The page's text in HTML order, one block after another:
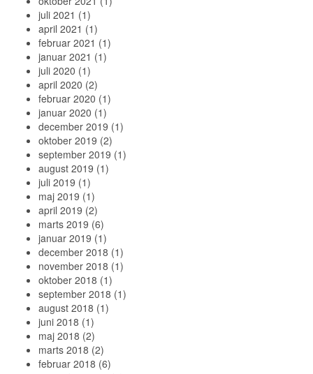
juli 2021 (1)
april 2021 (1)
februar 2021 (1)
januar 2021 (1)
juli 2020 (1)
april 2020 (2)
februar 2020 (1)
januar 2020 (1)
december 2019 (1)
oktober 2019 (2)
september 2019 (1)
august 2019 (1)
juli 2019 (1)
maj 2019 (1)
april 2019 (2)
marts 2019 (6)
januar 2019 (1)
december 2018 (1)
november 2018 (1)
oktober 2018 (1)
september 2018 (1)
august 2018 (1)
juni 2018 (1)
maj 2018 (2)
marts 2018 (2)
februar 2018 (6)